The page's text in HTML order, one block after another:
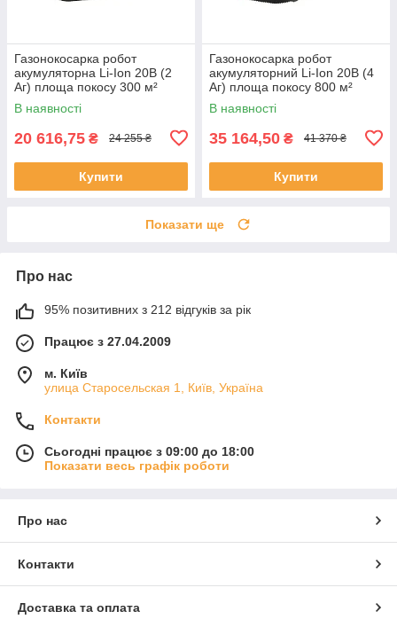
Газонокосарка робот
акумуляторна Li-Ion 20В (2
Аг) площа покосу 300 м²
(ширина 16 см/ висота 20-50
мм) Yato YT-852090
В наявності
20 616,75 ₴ 24 255 ₴
Купити
Газонокосарка робот
акумуляторний Li-Ion 20В (4
Аг) площа покосу 800 м²
(ширина 18 см/ висота 20-60
мм) Yato YT-852092
В наявності
35 164,50 ₴ 41 370 ₴
Купити
Показати ще
Про нас
95% позитивних з 212 відгуків за рік
Працює з 27.04.2009
м. Київ
улица Старосельская 1, Київ, Україна
Контакти
Сьогодні працює з 09:00 до 18:00
Показати весь графік роботи
Про нас
Контакти
Доставка та оплата